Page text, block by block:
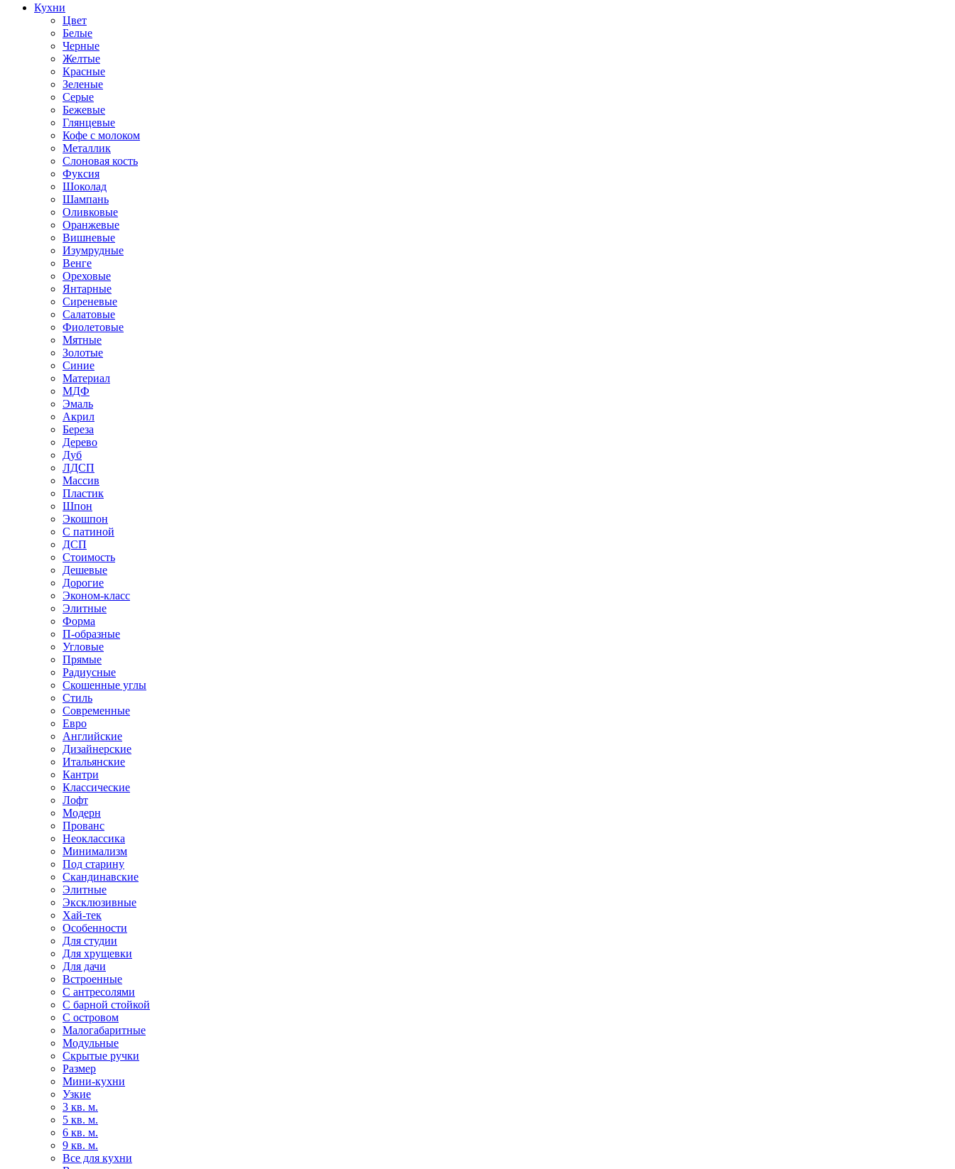
Кухни
Цвет
Белые
Черные
Желтые
Красные
Зеленые
Серые
Бежевые
Глянцевые
Кофе с молоком
Металлик
Слоновая кость
Фуксия
Шоколад
Шампань
Оливковые
Оранжевые
Вишневые
Изумрудные
Венге
Ореховые
Янтарные
Сиреневые
Салатовые
Фиолетовые
Мятные
Золотые
Синие
Материал
МДФ
Эмаль
Акрил
Береза
Дерево
Дуб
ЛДСП
Массив
Пластик
Шпон
Экошпон
С патиной
ДСП
Стоимость
Дешевые
Дорогие
Эконом-класс
Элитные
Форма
П-образные
Угловые
Прямые
Радиусные
Скошенные углы
Стиль
Современные
Евро
Английские
Дизайнерские
Итальянские
Кантри
Классические
Лофт
Модерн
Прованс
Неоклассика
Минимализм
Под старину
Скандинавские
Элитные
Эксклюзивные
Хай-тек
Особенности
Для студии
Для хрущевки
Для дачи
Встроенные
С антресолями
С барной стойкой
С островом
Малогабаритные
Модульные
Скрытые ручки
Размер
Мини-кухни
Узкие
3 кв. м.
5 кв. м.
6 кв. м.
9 кв. м.
Все для кухни